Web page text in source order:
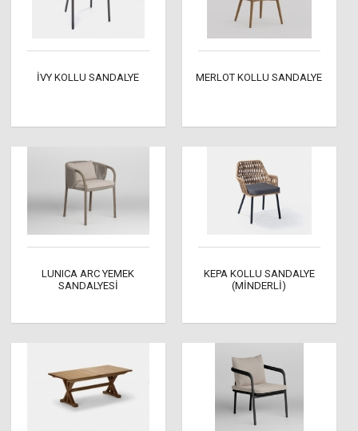
İVY KOLLU SANDALYE MERLOT KOLLU SANDALYE
LUNICA ARC YEMEK
SANDALYESİ
KEPA KOLLU SANDALYE
(MİNDERLİ)